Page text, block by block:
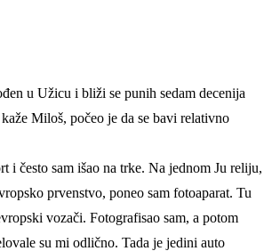
u Užicu i bliži se punih sedam decenija
Miloš, počeo je da se bavi relativno
i često sam išao na trke. Na jednom Ju reliju,
prvenstvo, poneo sam fotoaparat. Tu
vozači. Fotografisao sam, a potom
su mi odlično. Tada je jedini auto